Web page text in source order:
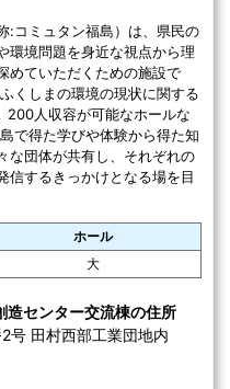
:コミュタン福島）は、県民の
環境問題を身近な視点から理
めていただくための施設で
くしまの環境の現状に関する
200人収容が可能なホールな
で得た学びや体験から得た知
な団体が共有し、それぞれの
信するきっかけとなる場を目
ホール
大
造センター交流棟の住所
号 田村西部工業団地内